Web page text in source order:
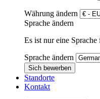
Währung ändern
Sprache ändern
Es ist nur eine
Sprache ändern
Sich bewerben
Standorte
Kontakt